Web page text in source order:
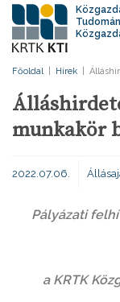
Főoldal Hírek
munkakör
2022.07.06.
Pályázati
a KRTK